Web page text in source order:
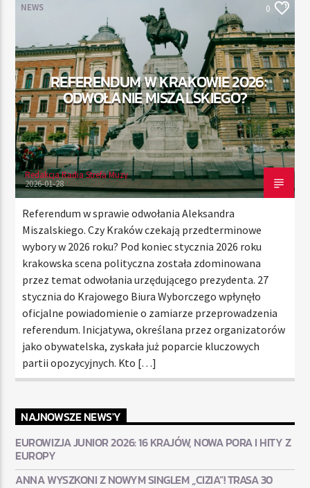
NEWS 0
REFERENDUM W KRAKOWIE 2026:
ODWOŁANIE MISZALSKIEGO?
Redakcja Radia Strefa Muzy
2026-01-28
Referendum w sprawie odwołania Aleksandra
Miszalskiego. Czy Kraków czekają przedterminowe
wybory w 2026 roku? Pod koniec stycznia 2026 roku
krakowska scena polityczna została zdominowana
przez temat odwołania urzędującego prezydenta. 27
stycznia do Krajowego Biura Wyborczego wpłynęło
oficjalne powiadomienie o zamiarze przeprowadzenia
referendum. Inicjatywa, określana przez organizatorów
jako obywatelska, zyskała już poparcie kluczowych
partii opozycyjnych. Kto […]
NAJNOWSZE NEWS'Y
EUROWIZJA JUNIOR 2026: 16 KRAJÓW, NOWA PORA I HITY Z
EUROPY
ANNA WYSZKONI Z NOWYM SINGLEM „CIZIA”! TRASA 30